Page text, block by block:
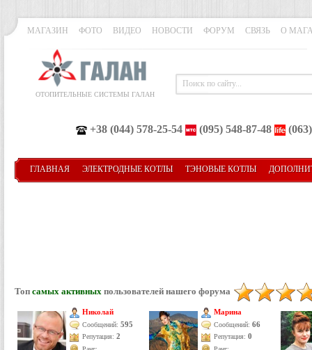
МАГАЗИН ФОТО ВИДЕО НОВОСТИ ФОРУМ СВЯЗЬ О
ОТОПИТЕЛЬНЫЕ СИСТЕМЫ ГАЛАН
+38 (044) 578-25-54 (095) 548-87-48
ГЛАВНАЯ ЭЛЕКТРОДНЫЕ КОТЛЫ ТЭНОВЫЕ КОТЛЫ
Топ самых активных пользователей нашего форума
Николай
Сообщений: 595
Репутация: 2
Марина
Сообщений: 66
Репутация: 0